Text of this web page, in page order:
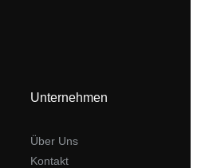
Unternehmen
Über Uns
Kontakt